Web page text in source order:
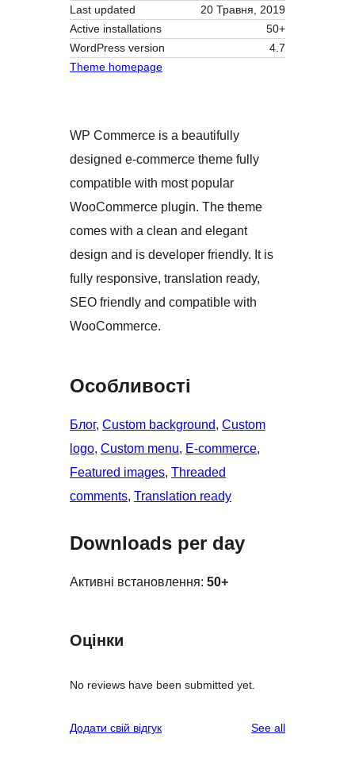
Last updated
20 Травня, 2019
Active installations
50+
WordPress version
4.7
Theme homepage
WP Commerce is a beautifully
designed e-commerce theme fully
compatible with most popular
WooCommerce plugin. The theme
comes with a clean and elegant
design and is developer friendly. It is
fully responsive, translation ready,
SEO friendly and compatible with
WooCommerce.
Особливості
Блог, Custom background, Custom
logo, Custom menu, E-commerce
Featured images, Threaded
comments, Translation ready
Downloads per day
Активні встановлення: 50+
Оцінки
No reviews have been submitted yet.
Додати свій відгук See allreviews